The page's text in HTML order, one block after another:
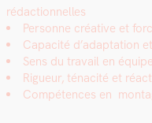
rédac­tion­nelles
Per­son­ne créa­tive et
Capac­ité d’adaptation
Sens du tra­vail en équipe
Rigueur, ténac­ité et
Com­pé­tences en